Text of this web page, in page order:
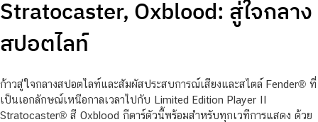
Stratocaster, Oxblood: สู่ใจกลาง
สปอตไลท์
ก้าวสู่ใจกลางสปอตไลท์และสัมผัสประสบการณ์เสียงและสไตล์ Fender® ที่
เป็นเอกลักษณ์เหนือกาลเวลาไปกับ Limited Edition Player II
Stratocaster® สี Oxblood กีตาร์ตัวนี้พร้อมสำหรับทุกเวทีการแสดง ด้วย